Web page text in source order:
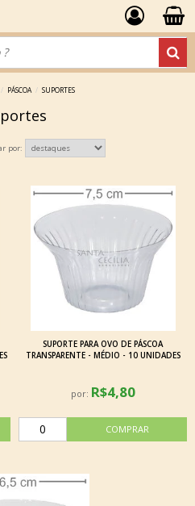
PÁSCOA SUPORTES
por:
SUPORTE PARA OVO DE PÁSCOA
TRANSPARENTE - MÉDIO - 10 UNIDADES
por: R$4,80